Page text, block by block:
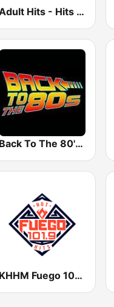
Adult Hits - Hits Radio
Back To The 80's Radio
KHHM Fuego 101.9